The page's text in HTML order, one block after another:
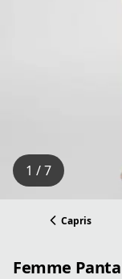
1 / 7
Capris
Femme